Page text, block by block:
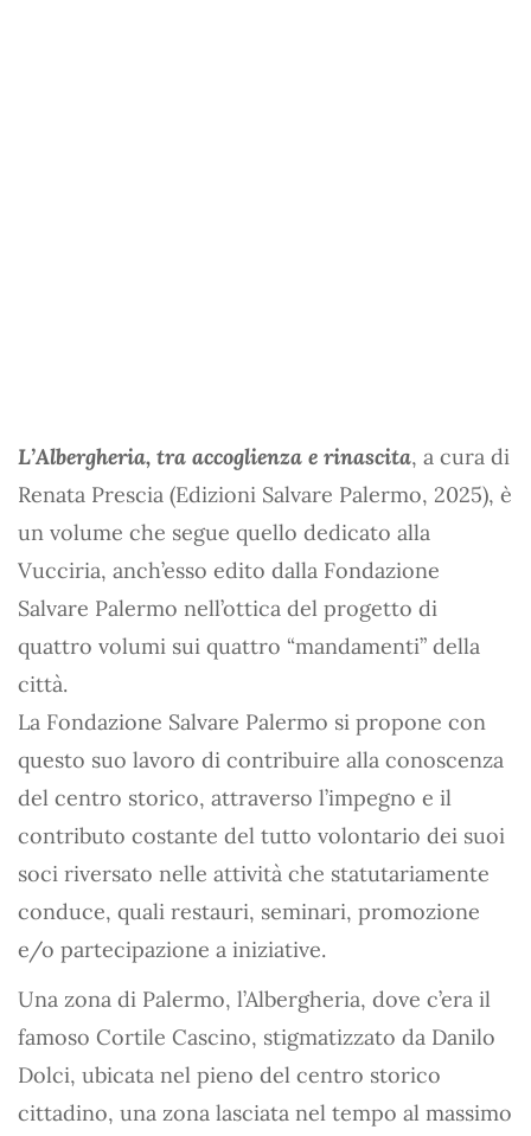
L’Albergheria, tra accoglienza e rinascita, a cura di
Renata Prescia (Edizioni Salvare Palermo, 2025), è
un volume che segue quello dedicato alla
Vucciria, anch’esso edito dalla Fondazione
Salvare Palermo nell’ottica del progetto di
quattro volumi sui quattro “mandamenti” della
città.
La Fondazione Salvare Palermo si propone con
questo suo lavoro di contribuire alla conoscenza
del centro storico, attraverso l’impegno e il
contributo costante del tutto volontario dei suoi
soci riversato nelle attività che statutariamente
conduce, quali restauri, seminari, promozione
e/o partecipazione a iniziative.
Una zona di Palermo, l’Albergheria, dove c’era il
famoso Cortile Cascino, stigmatizzato da Danilo
Dolci, ubicata nel pieno del centro storico
cittadino, una zona lasciata nel tempo al massimo